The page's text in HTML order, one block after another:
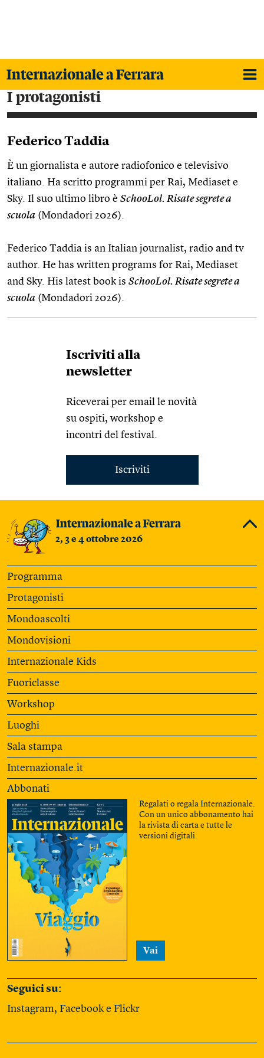
i protagonisti
Federico Taddia
È un giornalista e autore radiofonico e televisivo
italiano. Ha scritto programmi per Rai, Mediaset e
Sky. Il suo ultimo libro è SchooLol. Risate segrete a
scuola (Mondadori 2026).
Federico Taddia is an Italian journalist, radio and tv
author. He has written programs for Rai, Mediaset
and Sky. His latest book is SchooLol. Risate segrete a
scuola (Mondadori 2026).
Iscriviti alla
newsletter
Riceverai per email le novità
su ospiti, workshop e
incontri del festival.
Iscriviti
2, 3 e 4 ottobre 2026
Programma
Protagonisti
Mondoascolti
Mondovisioni
Internazionale Kids
Fuoriclasse
Workshop
Luoghi
Sala stampa
Internazionale.it
Abbonati
Regalati o regala Internazionale.
Con un unico abbonamento hai
la rivista di carta e tutte le
versioni digitali.
Vai
Seguici su:
Instagram, Facebook e Flickr